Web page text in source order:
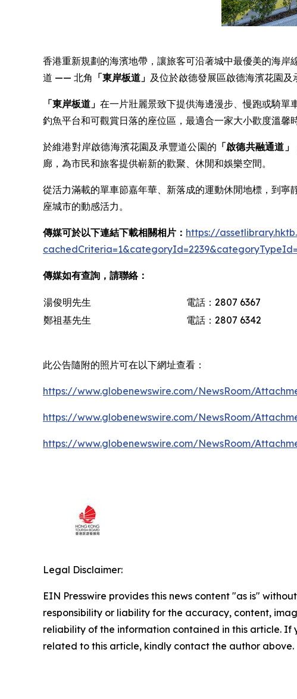
香港重新規劃的海濱地帶，讓旅客可沿著城中最優美的海
道 —— 北角 「東岸板道」 及位於啟德發展區啟德海濱花園及
「東岸板道」 在一片壯麗景致下提供海邊漫步、慢跑或騎單
釣魚平台和可觀賞日落的座位區，最適合一家大小歡度溫馨時
於維港對岸啟德海濱花園及承豐道公園的 「啟德共融通道 」
廊，為市民和旅客提供嶄新的歡聚、休閒和娛樂空間。
從活力滿載的單車節嘉年華、新落成的運動休閒地標，到
座城市的動感活力。
傳媒可於以下連結下載相關相片： https://
傳媒如有查詢，請聯絡：
湯俊明先生 電話：2807 6367
鄭祖基先生
電話：2807 6342
此公告隨附的照片可在以下網址查看：
https://www.globenewswire.com/NewsRoom/
https://www.globenewswire.com/NewsRoom/
https://www.globenewswire.com/NewsRoom/
Legal Disclaimer:
EIN Presswire provides this news content "as is"
responsibility or liability for the accuracy, content,
reliability of the information contained in this article. If
related to this article, kindly contact the author above.